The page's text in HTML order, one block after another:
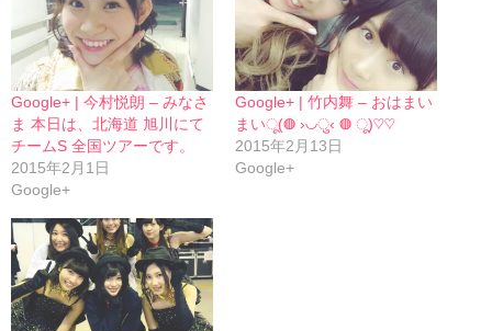
Google+ | 今村悦朗 – みなさ
ま 本日は、北海道 旭川にて
チームS 全国ツアーです。
2015年2月1日
Google+
Google+ | 竹内舞 – おはまい
まいू(◍ ›◡ु‹ ◍ ू)♡♡
2015年2月13日
Google+